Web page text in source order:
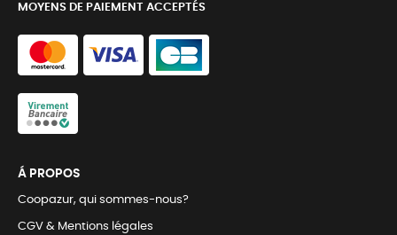
MOYENS DE PAIEMENT ACCEPTÉS
Á PROPOS
Coopazur, qui sommes-nous?
CGV & Mentions légales